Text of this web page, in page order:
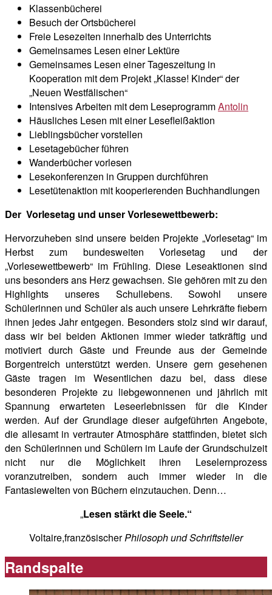
Klassenbücherei
Besuch der Ortsbücherei
Freie Lesezeiten innerhalb des Unterrichts
Gemeinsames Lesen einer Lektüre
Gemeinsames Lesen einer Tageszeitung in
Kooperation mit dem Projekt „Klasse! Kinder“ der
„Neuen Westfälischen“
Intensives Arbeiten mit dem LeseprogrammAntolin
Häusliches Lesen mit einer Lesefleißaktion
Lieblingsbücher vorstellen
Lesetagebücher führen
Wanderbücher vorlesen
Lesekonferenzen in Gruppen durchführen
Lesetütenaktion mit kooperierenden Buchhandlungen
Der Vorlesetag und unser Vorlesewettbewerb:
Hervorzuheben sind unsere beiden Projekte „Vorlesetag“ im
Herbst zum bundesweiten Vorlesetag und der
„Vorlesewettbewerb“ im Frühling. Diese Leseaktionen sind
uns besonders ans Herz gewachsen. Sie gehören mit zu den
Highlights unseres Schullebens. Sowohl unsere
Schülerinnen und Schüler als auch unsere Lehrkräfte fiebern
ihnen jedes Jahr entgegen. Besonders stolz sind wir darauf,
dass wir bei beiden Aktionen immer wieder tatkräftig und
motiviert durch Gäste und Freunde aus der Gemeinde
Borgentreich unterstützt werden. Unsere gern gesehenen
Gäste tragen im Wesentlichen dazu bei, dass diese
besonderen Projekte zu liebgewonnenen und jährlich mit
Spannung erwarteten Leseerlebnissen für die Kinder
werden. Auf der Grundlage dieser aufgeführten Angebote,
die allesamt in vertrauter Atmosphäre stattfinden, bietet sich
den Schülerinnen und Schülern im Laufe der Grundschulzeit
nicht nur die Möglichkeit ihren Leselernprozess
voranzutreiben, sondern auch immer wieder in die
Fantasiewelten von Büchern einzutauchen. Denn…
„Lesen stärkt die Seele.“
Voltaire,französischerPhilosoph und Schriftsteller
Randspalte